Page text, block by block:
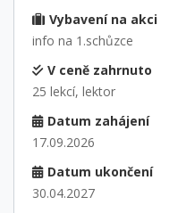
Vybavení na akci
info na 1.schůzce
V ceně zahrnuto
25 lekcí, lektor
Datum zahájení
17.09.2026
Datum ukončení
30.04.2027